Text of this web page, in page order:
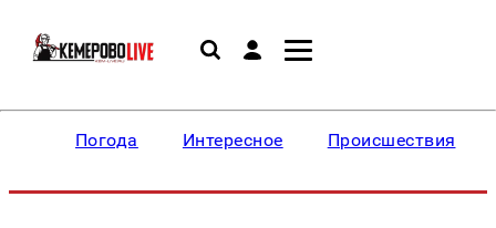
Погода Интересное Происшествия